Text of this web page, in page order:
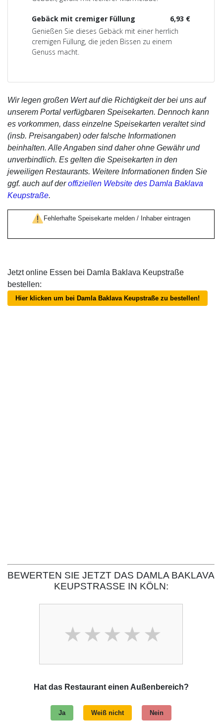
6,93 €
Gebäck mit cremiger Füllung
Genießen Sie dieses Gebäck mit einer herrlich
cremigen Füllung, die jeden Bissen zu einem
Genuss macht.
Wir legen großen Wert auf die Richtigkeit der bei uns auf
unserem Portal verfügbaren Speisekarten. Dennoch kann
es vorkommen, dass einzelne Speisekarten veraltet sind
(insb. Preisangaben) oder falsche Informationen
beinhalten. Alle Angaben sind daher ohne Gewähr und
unverbindlich. Es gelten die Speisekarten in den
jeweiligen Restaurants. Weitere Informationen finden Sie
ggf. auch auf deroffiziellen Website des Damla Baklava
Keupstraße.
Fehlerhafte Speisekarte melden / Inhaber eintragen
Jetzt online Essen bei Damla Baklava Keupstraße
bestellen:
Hier klicken um bei Damla Baklava Keupstraße zu bestellen!
BEWERTEN SIE JETZT DAS DAMLA BAKLAVA
KEUPSTRASSE IN KÖLN:
Hat das Restaurant einen Außenbereich?
Ja Weiß nicht Nein